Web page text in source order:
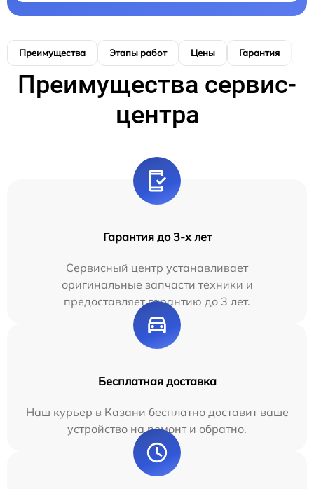
Преимущества Этапы работ Цены Гарантия
Преимущества сервис-
центра
Гарантия до 3-х лет
Сервисный центр устанавливает
оригинальные запчасти техники и
предоставляет гарантию до 3 лет.
Бесплатная доставка
Наш курьер в Казани бесплатно доставит ваше
устройство на ремонт и обратно.